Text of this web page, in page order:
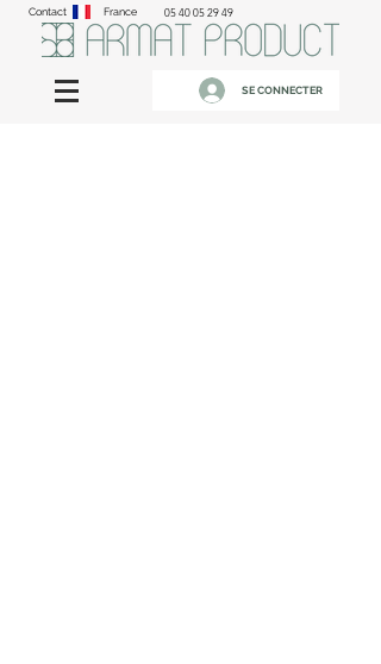
Contact France 05 40 05 29 49
SE CONNECTER